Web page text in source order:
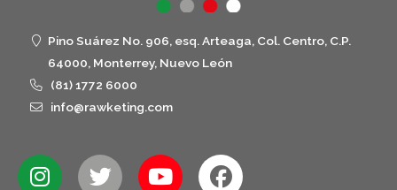
Pino Suárez No. 906, esq. Arteaga, Col. Centro, C.P.
64000, Monterrey, Nuevo León
(81) 1772 6000
info@rawketing.com